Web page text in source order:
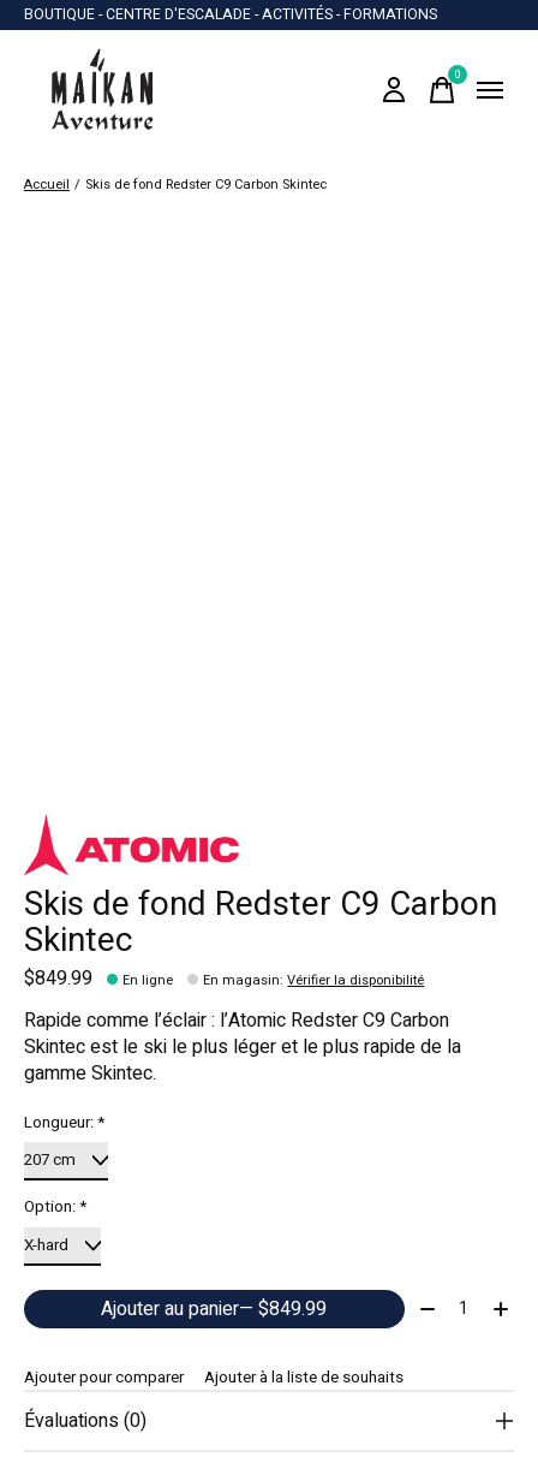
BOUTIQUE - CENTRE D'ESCALADE - ACTIVITÉS - FORMATIONS
0items
Accueil / Skis de fond Redster C9 Carbon Skintec
Skis de fond Redster C9 Carbon
Skintec
$849.99 En ligne En magasin:Vérifier la disponibilité
Rapide comme l’éclair : l’Atomic Redster C9 Carbon
Skintec est le ski le plus léger et le plus rapide de la
gamme Skintec.
Longueur:*
Option:*
Ajouter au panier — $849.99 Quantité:
Ajouter pour comparer Ajouter à la liste de souhaits
Évaluations (0)